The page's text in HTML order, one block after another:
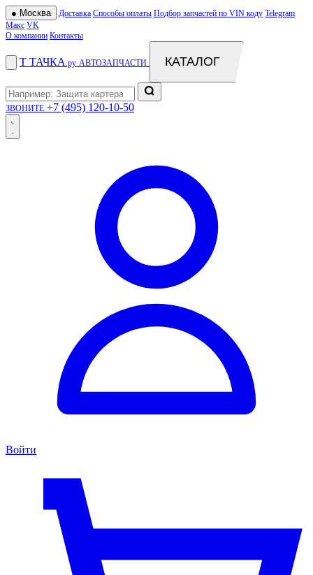
● Москва Доставка Способы оплаты Подбор запчастей по VIN коду Telegram
Макс VK
О компании Контакты
Т ТАЧКА .ру АВТОЗАПЧАСТИ КАТАЛОГ
ЗВОНИТЕ +7 (495) 120-10-50
Войти